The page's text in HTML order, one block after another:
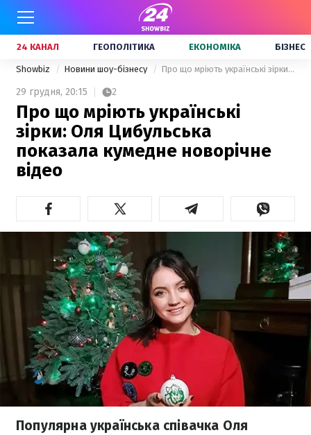
24 КАНАЛ ГЕОПОЛІТИКА ЕКОНОМІКА БІЗНЕС
Showbiz Новини шоу-бізнесу Про що мріють українські зірки: Оля Цибульська показала кумедне новорічне відео
29 грудня, 20:15 2
Про що мріють українські
зірки: Оля Цибульська
показала кумедне новорічне
відео
Популярна українська співачка Оля